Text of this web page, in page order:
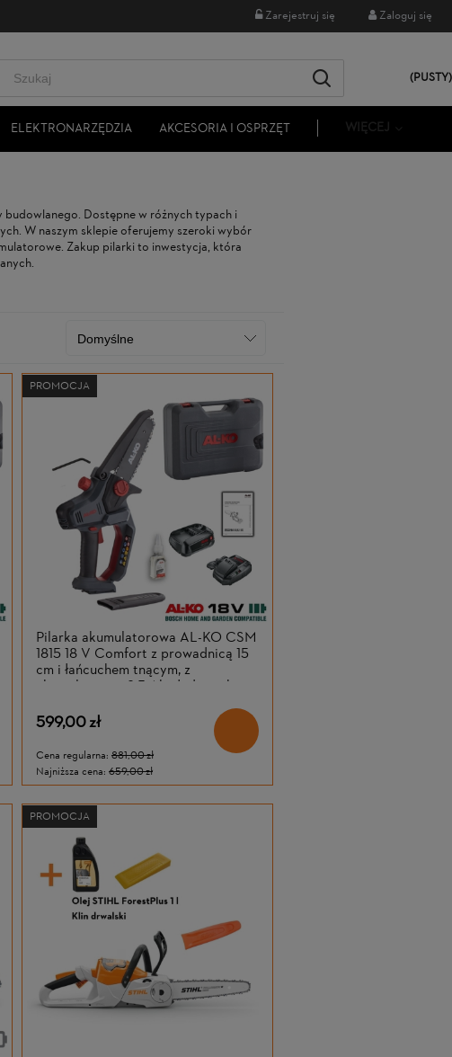
Zarejestruj się Zaloguj się
(PUSTY)
ELEKTRONARZĘDZIA AKCESORIA I OSPRZĘT WIĘCEJ
Dostępne w różnych typach i
W naszym sklepie oferujemy szeroki wybór
Zakup pilarki to inwestycja, która
Pilarka akumulatorowa AL-KO CSM
1815 18 V Comfort z prowadnicą 15
cm i łańcuchem tnącym, z
akumulatorem 2,5 Ah i ładowarką
599,00 zł
Cena regularna: 881,00 zł
Najniższa cena: 659,00 zł
PROMOCJA
PROMOCJA